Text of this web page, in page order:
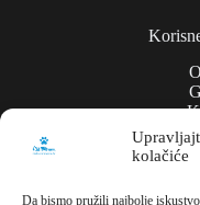
kolačiće
Da bismo pružili najbolje